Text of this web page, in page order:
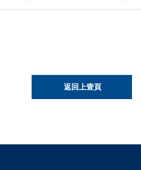
返回上壹頁